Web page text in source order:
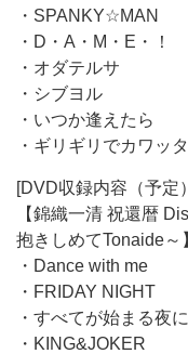
・SPANKY☆MAN
・D・A・M・E・！
・オダテルサ
・シブヨル
・いつか逢えたら
・ギリギリでカワッ
[DVD収録内容（予定
【錦織一清 祝還暦
抱きしめてTonaide～
・Dance with me
・FRIDAY NIGHT
・すべてが始まる夜に
・KING&JOKER